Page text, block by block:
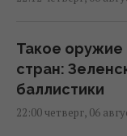
Такое оружие
стран:
баллистики
22:00 четверг, 06